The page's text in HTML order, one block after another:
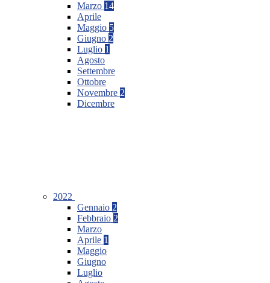
Marzo 14
Aprile
Maggio 5
Giugno 2
Luglio 1
Agosto
Settembre
Ottobre
Novembre 2
Dicembre
2022
Gennaio 2
Febbraio 2
Marzo
Aprile 1
Maggio
Giugno
Luglio